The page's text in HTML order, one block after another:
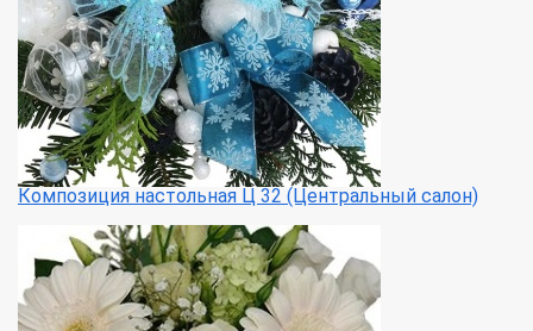
Композиция настольная Ц 32 (Центральный салон)